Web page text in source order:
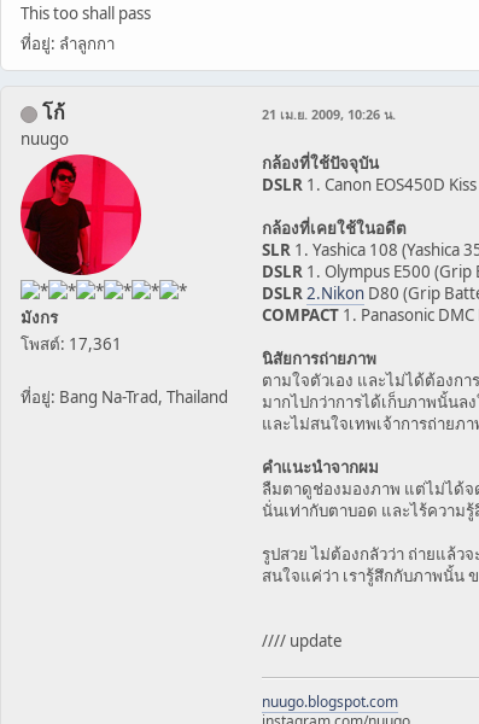
This too shall pass
ที่อยู่: ลำลูกกา
โก้
nuugo
มังกร
โพสต์: 17,361
ที่อยู่: Bang Na-Trad, Thailand
21 เม.ย. 2009, 10:26 น.
กล้องที่ใช้ปัจจุบัน
DSLR 1. Canon EOS450D
กล้องที่เคยใช้ในอดีต
SLR 1. Yashica 108 (Yashica
DSLR 1. Olympus E500
DSLR2.Nikon D80 (Grip
COMPACT 1. Panasonic
นิสัยการถ่ายภาพ
ตามใจตัวเอง และไม่ได้ต้องกา
มากไปกว่าการได้เก็บภาพนั้นล
และไม่สนใจเทพเจ้าการถ่ายภ
คำแนะนำจากผม
ลืมตาดูช่องมองภาพ แต่ไม่ได้จ
นั่นเท่ากับตาบอด และไร้ความรู้
รูปสวย ไม่ต้องกลัวว่า ถ่ายแล้วจ
สนใจแค่ว่า เรารู้สึกกับภาพนั้น
//// update
nuugo.blogspot.com